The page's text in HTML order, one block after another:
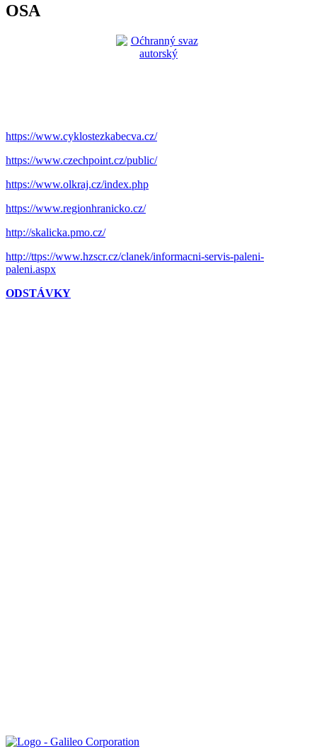
OSA
https://www.cyklostezkabecva.cz/
https://www.czechpoint.cz/public/
https://www.olkraj.cz/index.php
https://www.regionhranicko.cz/
http://skalicka.pmo.cz/
http://ttps://www.hzscr.cz/clanek/informacni-servis-paleni-
paleni.aspx
ODSTÁVKY